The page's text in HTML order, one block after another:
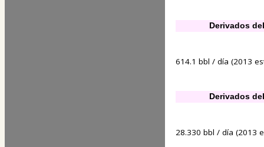
Derivados
614.1 bbl / día (2013
Derivados
28.330 bbl / día (2013